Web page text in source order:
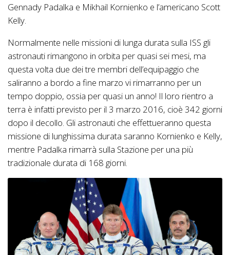
Gennady Padalka e Mikhail Kornienko e l’americano Scott
Kelly.
Normalmente nelle missioni di lunga durata sulla ISS gli
astronauti rimangono in orbita per quasi sei mesi, ma
questa volta due dei tre membri dell’equipaggio che
saliranno a bordo a fine marzo vi rimarranno per un
tempo doppio, ossia per quasi un anno! Il loro rientro a
terra è infatti previsto per il 3 marzo 2016, cioè 342 giorni
dopo il decollo. Gli astronauti che effettueranno questa
missione di lunghissima durata saranno Kornienko e Kelly,
mentre Padalka rimarrà sulla Stazione per una più
tradizionale durata di 168 giorni.